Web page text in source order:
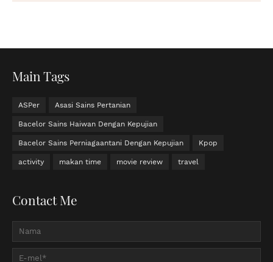
Main Tags
ASPer Asasi Sains Pertanian
Bacelor Sains Haiwan Dengan Kepujian
Bacelor Sains Perniagaantani Dengan Kepujian Kpop
activity makan time movie review travel
Contact Me